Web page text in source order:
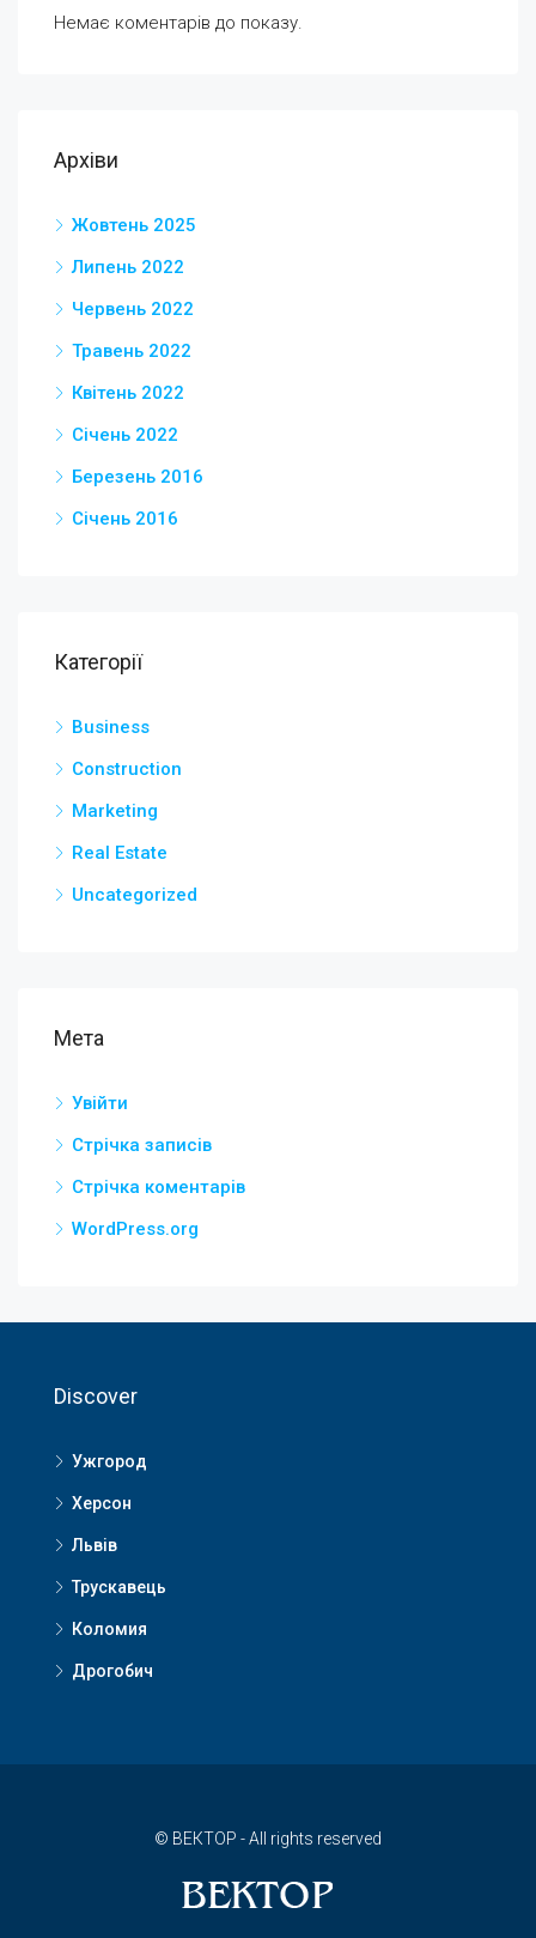
Немає коментарів до показу.
Архіви
Жовтень 2025
Липень 2022
Червень 2022
Травень 2022
Квітень 2022
Січень 2022
Березень 2016
Січень 2016
Категорії
Business
Construction
Marketing
Real Estate
Uncategorized
Мета
Увійти
Стрічка записів
Стрічка коментарів
WordPress.org
Discover
Ужгород
Херсон
Львів
Трускавець
Коломия
Дрогобич
© ВЕКТОР - All rights reserved